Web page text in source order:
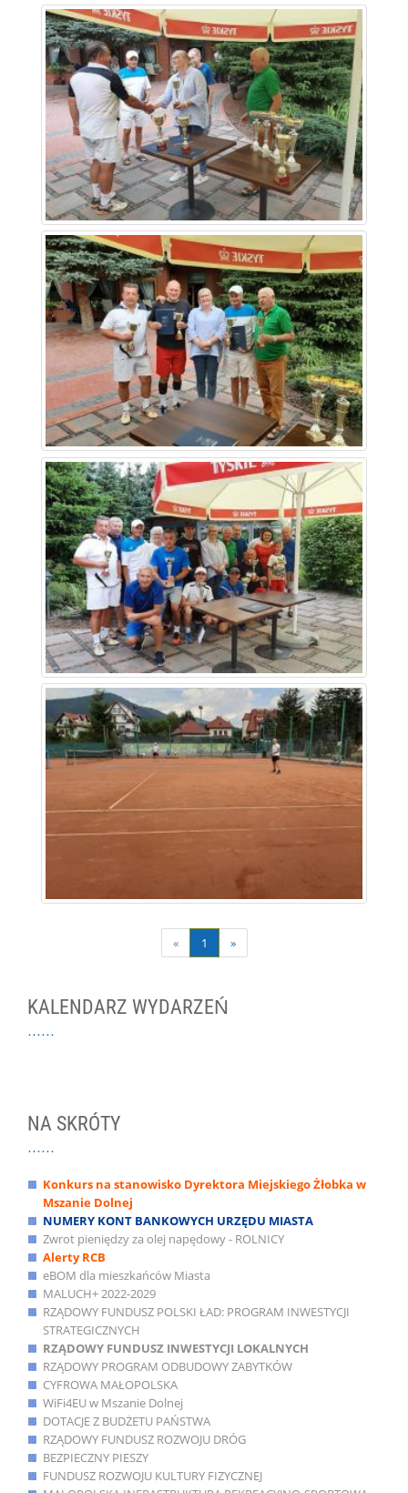
« 1 »
KALENDARZ WYDARZEŃ
NA SKRÓTY
Konkurs na stanowisko Dyrektora Miejskiego Żłobka w
Mszanie Dolnej
NUMERY KONT BANKOWYCH URZĘDU MIASTA
Zwrot pieniędzy za olej napędowy - ROLNICY
Alerty RCB
eBOM dla mieszkańców Miasta
MALUCH+ 2022-2029
RZĄDOWY FUNDUSZ POLSKI ŁAD: PROGRAM INWESTYCJI
STRATEGICZNYCH
RZĄDOWY FUNDUSZ INWESTYCJI LOKALNYCH
RZĄDOWY PROGRAM ODBUDOWY ZABYTKÓW
CYFROWA MAŁOPOLSKA
WiFi4EU w Mszanie Dolnej
DOTACJE Z BUDŻETU PAŃSTWA
RZĄDOWY FUNDUSZ ROZWOJU DRÓG
BEZPIECZNY PIESZY
FUNDUSZ ROZWOJU KULTURY FIZYCZNEJ